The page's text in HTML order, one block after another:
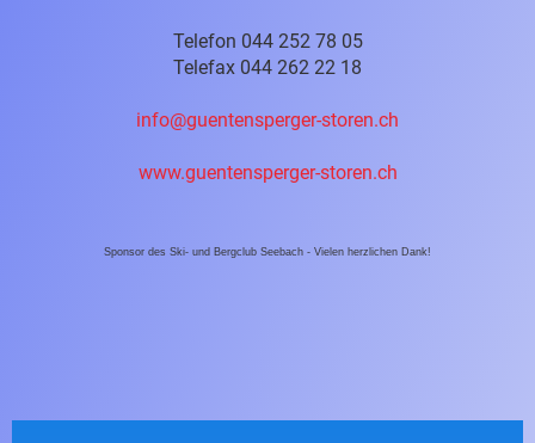
Telefon 044 252 78 05
Telefax 044 262 22 18
info@guentensperger-storen.ch
www.guentensperger-storen.ch
Sponsor des Ski- und Bergclub Seebach - Vielen herzlichen Dank!